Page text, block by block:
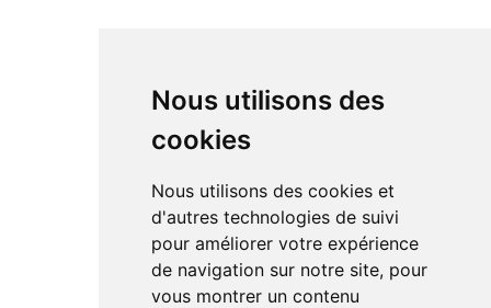
Nous utilisons des
cookies
Nous utilisons des cookies et
d'autres technologies de suivi
pour améliorer votre expérience
de navigation sur notre site, pour
vous montrer un contenu